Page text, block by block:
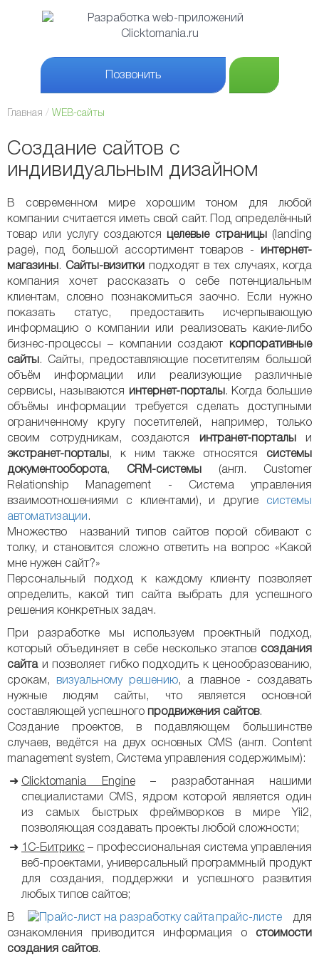
Позвонить
Главная WEB-сайты
Создание сайтов с
индивидуальным дизайном
В современном мире хорошим тоном для любой
компании считается иметь свой сайт. Под определённый
товар или услугу создаются
целевые страницы
(landing
page), под большой ассортимент товаров -
интернет-
магазины . Сайты-визитки
подходят в тех случаях, когда
компания хочет рассказать о себе потенциальным
клиентам, словно познакомиться заочно. Если нужно
показать статус, предоставить исчерпывающую
информацию о компании или реализовать какие-либо
бизнес-процессы – компании создают
корпоративные
сайты . Сайты, предоставляющие посетителям большой
объём информации или реализующие различные
сервисы, называются
интернет-порталы . Когда большие
объёмы информации требуется сделать доступными
ограниченному кругу посетителей, например, только
своим сотрудникам, создаются
интранет-порталы
и
экстранет-порталы , к ним также относятся системы
документооборота, CRM-системы (англ. Customer
Relationship Management - Система управления
взаимоотношениями с клиентами), и другие системы
автоматизации .
Множество названий типов сайтов порой сбивают с
толку, и становится сложно ответить на вопрос «Какой
мне нужен сайт?»
Персональный подход к каждому клиенту позволяет
определить, какой тип сайта выбрать для успешного
решения конкретных задач.
При разработке мы используем проектный подход,
который объединяет в себе несколько этапов создания
сайтаи позволяет гибко подходить к ценообразованию,
срокам,
визуальному решению, а главное - создавать
нужные людям сайты, что является основной
составляющей успешного продвижения сайтов.
Создание проектов, в подавляющем большинстве
случаев, ведётся на двух основных CMS (англ. Content
management system, Система управления содержимым):
Clicktomania Engine– разработанная нашими
специалистами CMS, ядром которой является один
из самых быстрых фреймворков в мире Yii2,
позволяющая создавать проекты любой сложности;
1С-Битрикс – профессиональная система управления
веб-проектами, универсальный программный продукт
для создания, поддержки и успешного развития
любых типов сайтов;
В прайс-листедля
ознакомления приводится информация о стоимости
создания сайтов.